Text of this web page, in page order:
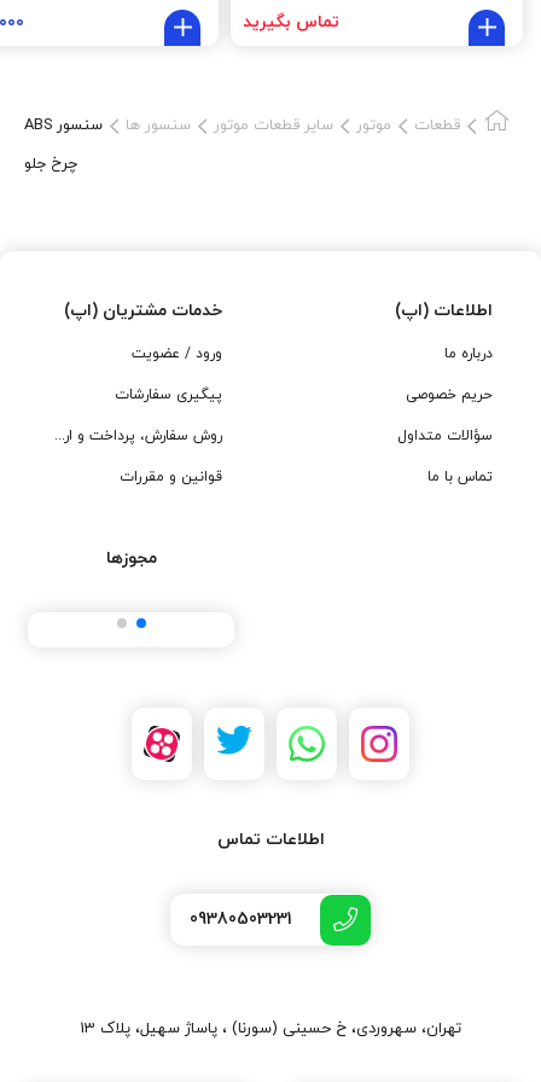
تماس بگیرید
قطعات موتور سایر قطعات موتور سنسور ها
سنسور ABS
چرخ جلو
اطلاعات (اپ)
درباره ما
حریم خصوصی
سؤالات متداول
تماس با ما
خدمات مشتریان (اپ)
ورود / عضویت
پیگیری سفارشات
روش سفارش، پرداخت و ارسال
قوانین و مقررات
مجوزها
اطلاعات تماس
09380503231
تهران، سهروردی، خ حسینی (سورنا) ، پاساژ سهیل، پلاک 13